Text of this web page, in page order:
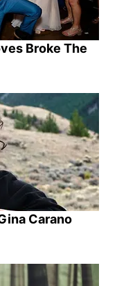
Broke The
Carano